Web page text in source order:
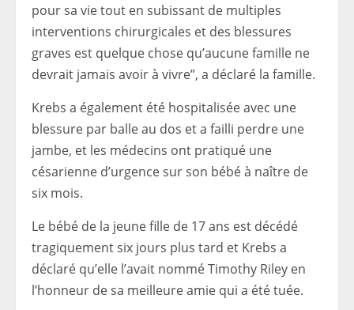
pour sa vie tout en subissant de multiples
interventions chirurgicales et des blessures
graves est quelque chose qu’aucune famille ne
devrait jamais avoir à vivre”, a déclaré la famille.
Krebs a également été hospitalisée avec une
blessure par balle au dos et a failli perdre une
jambe, et les médecins ont pratiqué une
césarienne d’urgence sur son bébé à naître de
six mois.
Le bébé de la jeune fille de 17 ans est décédé
tragiquement six jours plus tard et Krebs a
déclaré qu’elle l’avait nommé Timothy Riley en
l’honneur de sa meilleure amie qui a été tuée.